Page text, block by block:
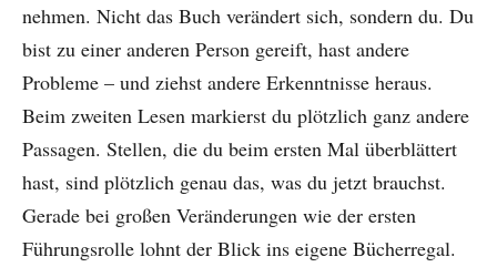
nehmen. Nicht das Buch verändert sich, sondern du. Du
bist zu einer anderen Person gereift, hast andere
Probleme – und ziehst andere Erkenntnisse heraus.
Beim zweiten Lesen markierst du plötzlich ganz andere
Passagen. Stellen, die du beim ersten Mal überblättert
hast, sind plötzlich genau das, was du jetzt brauchst.
Gerade bei großen Veränderungen wie der ersten
Führungsrolle lohnt der Blick ins eigene Bücherregal.